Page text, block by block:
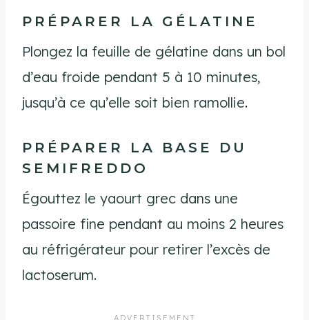
PRÉPARER LA GÉLATINE
Plongez la feuille de gélatine dans un bol
d’eau froide pendant 5 à 10 minutes,
jusqu’à ce qu’elle soit bien ramollie.
PRÉPARER LA BASE DU
SEMIFREDDO
Égouttez le yaourt grec dans une
passoire fine pendant au moins 2 heures
au réfrigérateur pour retirer l’excès de
lactoserum.